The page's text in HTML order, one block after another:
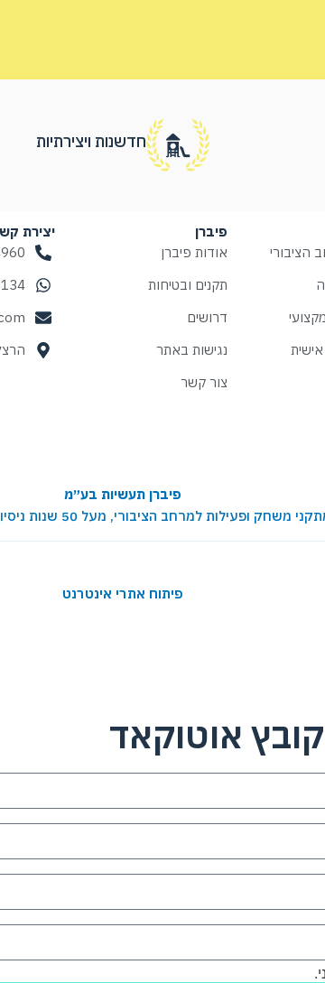
חדשנות ויצירתיות
הציבורי
פיברן
אודות פיברן
תקנים ובטיחות
דרושים
נגישות באתר
צור קשר
יצירת
הרצל 53
פיברן תעשיות בע״מ
למרחב הציבורי, מעל 50 שנות ניסיון ומצוינות בעבודה עם רשויות ומוסדות
פיתוח אתרי אינטרנט
אוטוקאד